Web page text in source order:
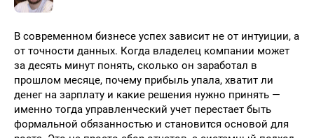
В современном бизнесе успех зависит не от интуиции, а
от точности данных. Когда владелец компании может
за десять минут понять, сколько он заработал в
прошлом месяце, почему прибыль упала, хватит ли
денег на зарплату и какие решения нужно принять —
именно тогда управленческий учет перестает быть
формальной обязанностью и становится основой для